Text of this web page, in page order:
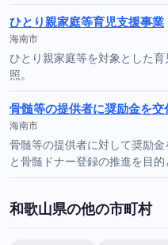
ひとり親家庭等育児支援事業
海南市
ひとり親家庭等を対象とした
照。
骨髄等の提供者に奨励金を交
海南市
骨髄等の提供者に対して奨励
と骨髄ドナー登録の推進を目的
和歌山県の他の市町村